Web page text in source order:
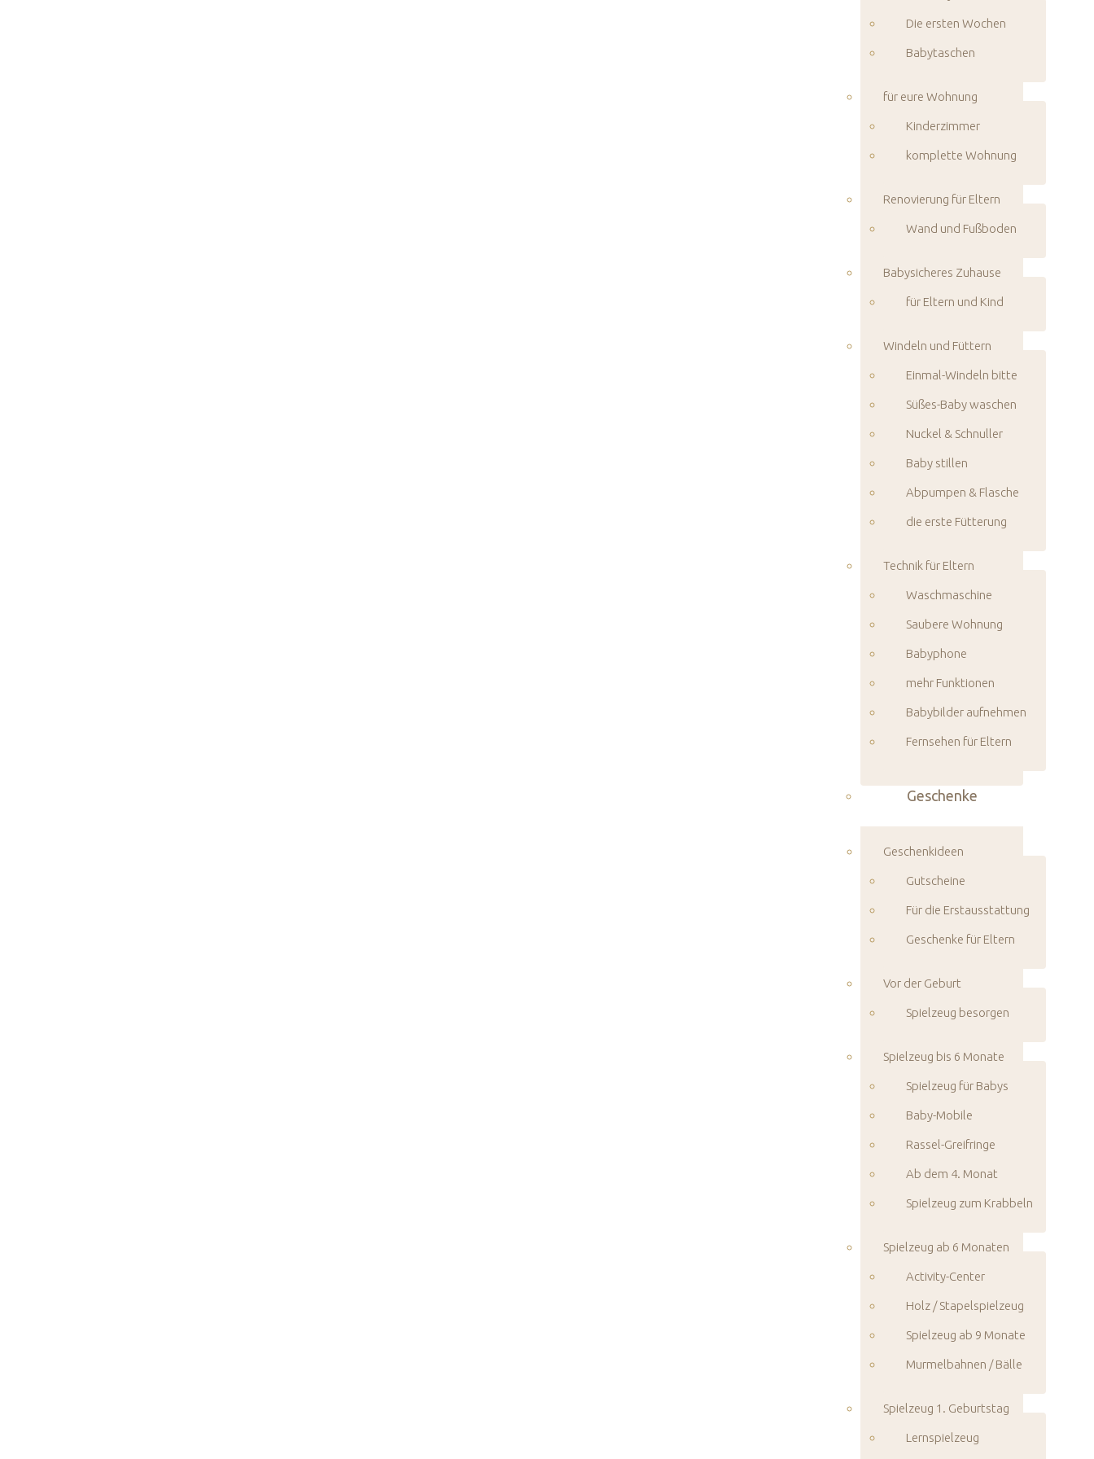
Die ersten Wochen
Babytaschen
für eure Wohnung
Kinderzimmer
komplette Wohnung
Renovierung für Eltern
Wand und Fußboden
Babysicheres Zuhause
für Eltern und Kind
Windeln und Füttern
Einmal-Windeln bitte
Süßes-Baby waschen
Nuckel & Schnuller
Baby stillen
Abpumpen & Flasche
die erste Fütterung
Technik für Eltern
Waschmaschine
Saubere Wohnung
Babyphone
mehr Funktionen
Babybilder aufnehmen
Fernsehen für Eltern
Geschenke
Geschenkideen
Gutscheine
Für die Erstausstattung
Geschenke für Eltern
Vor der Geburt
Spielzeug besorgen
Spielzeug bis 6 Monate
Spielzeug für Babys
Baby-Mobile
Rassel-Greifringe
Ab dem 4. Monat
Spielzeug zum Krabbeln
Spielzeug ab 6 Monaten
Activity-Center
Holz / Stapelspielzeug
Spielzeug ab 9 Monate
Murmelbahnen / Bälle
Spielzeug 1. Geburtstag
Lernspielzeug